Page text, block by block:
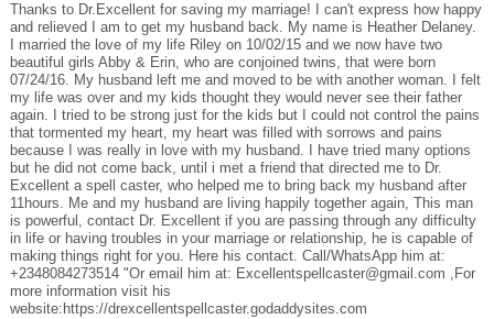
Thanks to Dr.Excellent for saving my marriage! I can't express how happy
and relieved I am to get my husband back. My name is Heather Delaney.
I married the love of my life Riley on 10/02/15 and we now have two
beautiful girls Abby & Erin, who are conjoined twins, that were born
07/24/16. My husband left me and moved to be with another woman. I felt
my life was over and my kids thought they would never see their father
again. I tried to be strong just for the kids but I could not control the pains
that tormented my heart, my heart was filled with sorrows and pains
because I was really in love with my husband. I have tried many options
but he did not come back, until i met a friend that directed me to Dr.
Excellent a spell caster, who helped me to bring back my husband after
11hours. Me and my husband are living happily together again, This man
is powerful, contact Dr. Excellent if you are passing through any difficulty
in life or having troubles in your marriage or relationship, he is capable of
making things right for you. Here his contact. Call/WhatsApp him at:
+2348084273514 "Or email him at: Excellentspellcaster@gmail.com ,For
more information visit his
website:https://drexcellentspellcaster.godaddysites.com